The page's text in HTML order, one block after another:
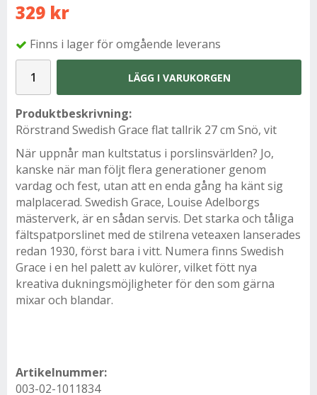
329 kr
Finns i lager för omgående leverans
LÄGG I VARUKORGEN
Produktbeskrivning:
Rörstrand Swedish Grace flat tallrik 27 cm Snö, vit
När uppnår man kultstatus i porslinsvärlden? Jo,
kanske när man följt flera generationer genom
vardag och fest, utan att en enda gång ha känt sig
malplacerad. Swedish Grace, Louise Adelborgs
mästerverk, är en sådan servis. Det starka och tåliga
fältspatporslinet med de stilrena veteaxen lanserades
redan 1930, först bara i vitt. Numera finns Swedish
Grace i en hel palett av kulörer, vilket fött nya
kreativa dukningsmöjligheter för den som gärna
mixar och blandar.
Artikelnummer:
003-02-1011834